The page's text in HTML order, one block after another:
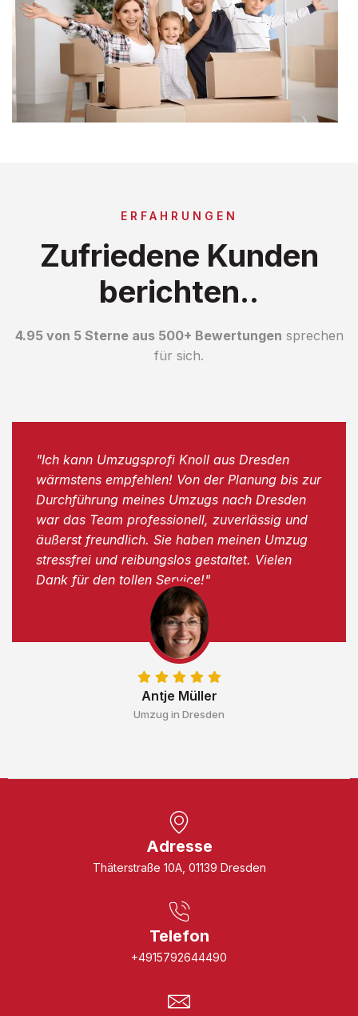
ERFAHRUNGEN
Zufriedene Kunden
berichten..
4.95 von 5 Sterne aus 500+ Bewertungen sprechen
für sich.
Antje Müller
Umzug in Dresden
"Ich kann Umzugsprofi Knoll aus Dresden
wärmstens empfehlen! Von der Planung bis zur
Durchführung meines Umzugs nach Dresden
war das Team professionell, zuverlässig und
äußerst freundlich. Sie haben meinen Umzug
stressfrei und reibungslos gestaltet. Vielen
Dank für den tollen Service!"
Adresse
Thäterstraße 10A, 01139 Dresden
Telefon
+4915792644490